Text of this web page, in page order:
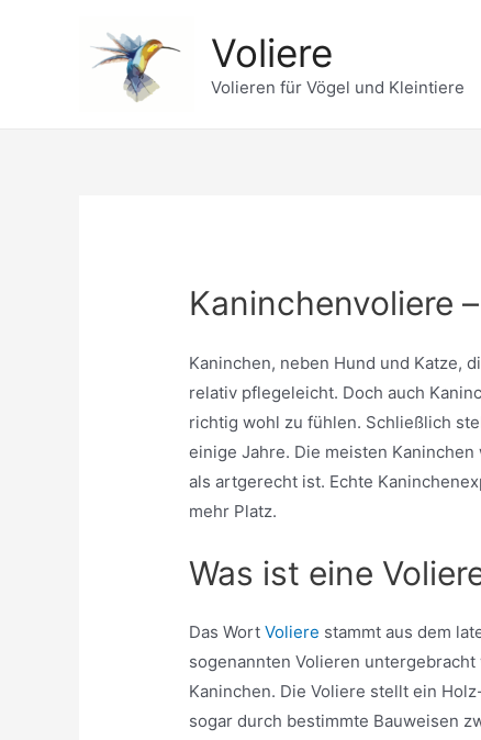
Voliere
Volieren für Vögel und Kleintiere
Kaninchenvoliere
Kaninchen, neben Hund und Katze,
relativ pflegeleicht. Doch auch
richtig wohl zu fühlen. Schließlich
einige Jahre. Die meisten
als artgerecht ist. Echte
mehr Platz.
Was ist eine
Das WortVoliere stammt aus dem
sogenannten Volieren
Kaninchen. Die Voliere stellt ein
sogar durch bestimmte Bauweisen